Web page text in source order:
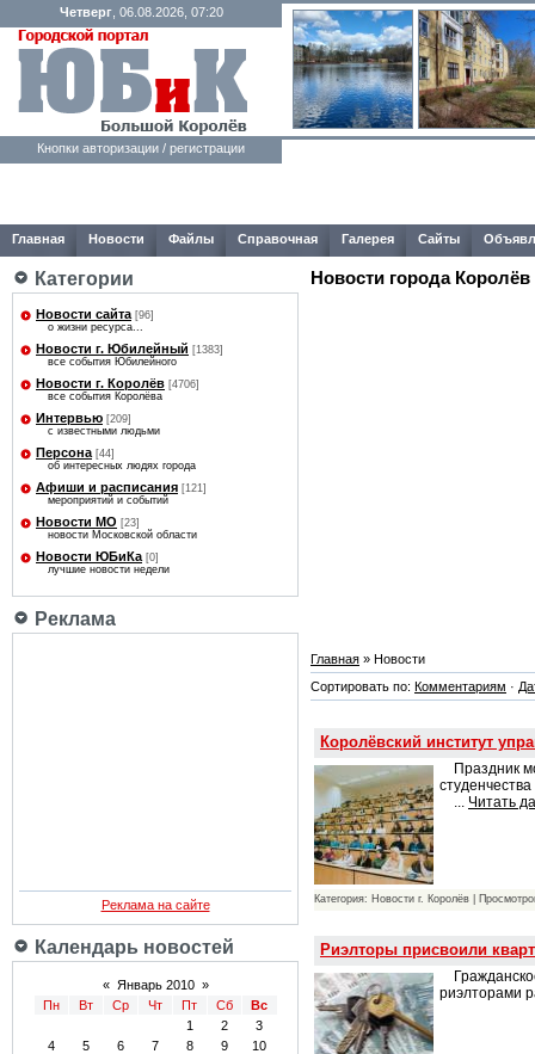
Четверг, 06.08.2026, 07:20
Кнопки авторизации / регистрации
Главная Новости Файлы Справочная Галерея Сайты
Категории
Новости сайта [96]
о жизни ресурса...
Новости г. Юбилейный [1383]
все события Юбилейного
Новости г. Королёв [4706]
все события Королёва
Интервью [209]
с известными людьми
Персона [44]
об интересных людях города
Афиши и расписания [121]
мероприятий и событий
Новости МО [23]
новости Московской области
Новости ЮБиКа [0]
лучшие новости недели
Реклама
Реклама на сайте
Календарь новостей
« Январь 2010 »
Пн
Вт Ср Чт Пт Сб
Вс
1
2
3
4
5 6 7 8 9
10
Новости города Королёв
Главная » Новости
Сортировать по: Комментариям ·
Королёвский институт
Праздник
... Читать
Категория: Новости г. Королёв |
Риэлторы присвоили
риэлторами